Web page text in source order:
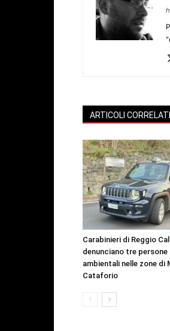
ARTICOLI CORRELATI
Carabinieri di Reggio
denunciano tre
ambientali nelle zone di
Cataforio